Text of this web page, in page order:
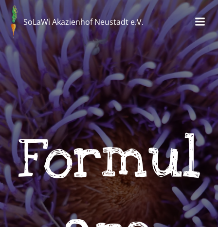
Zum
Inhalt
springen
SoLaWi Akazienhof Neustadt e.V.
Formul